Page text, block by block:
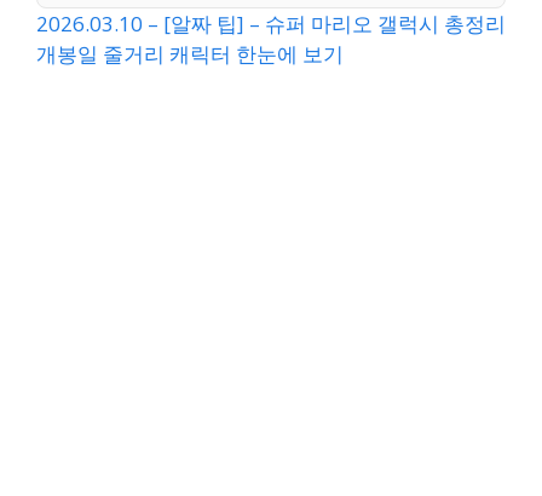
2026.03.10 – [알짜 팁] – 슈퍼 마리오 갤럭시 총정리
개봉일 줄거리 캐릭터 한눈에 보기